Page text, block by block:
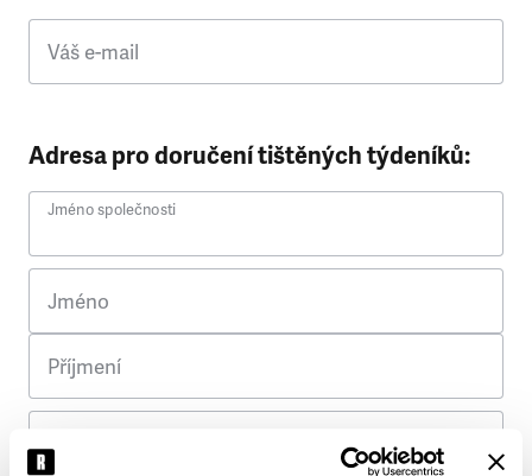
Váš e-mail
Adresa pro doručení tištěných týdeníků:
Jméno společnosti
Jméno
Příjmení
Ulice